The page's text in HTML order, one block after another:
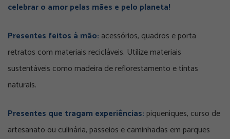
celebrar o amor pelas mães e pelo planeta!
Presentes feitos à mão: acessórios, quadros e porta
retratos com materiais recicláveis. Utilize materiais
sustentáveis como madeira de reflorestamento e tintas
naturais.
Presentes que tragam experiências: piqueniques, curso de
artesanato ou culinária, passeios e caminhadas em parques